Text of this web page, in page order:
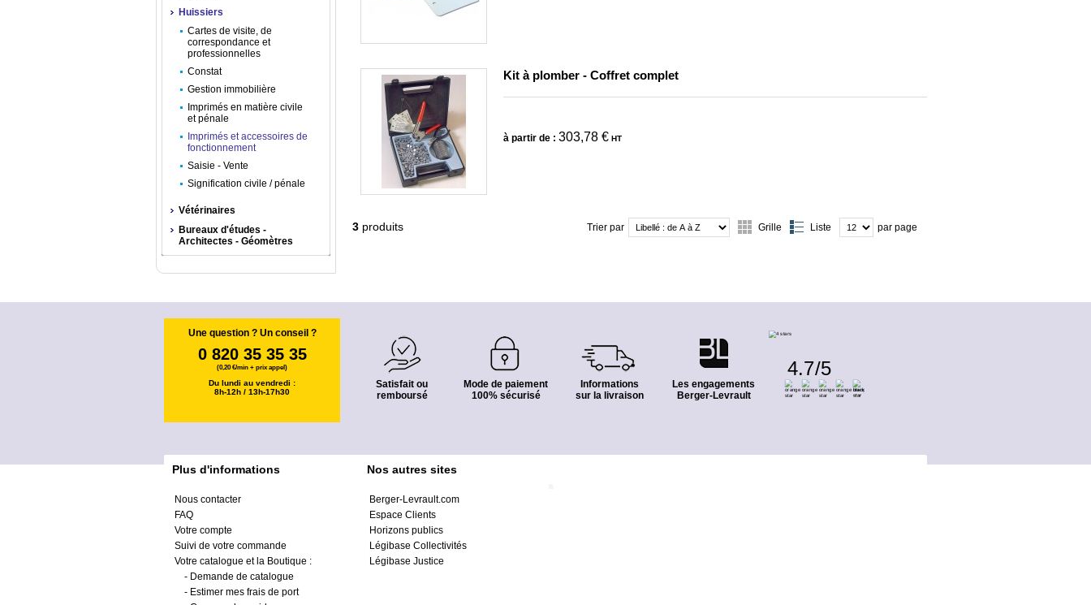
Kit à plomber - Coffret complet
à partir de : 303,78 € HT
3 produits par page
Grille Liste
Trier par
Huissiers
Cartes de visite, de
correspondance et
professionnelles
Constat
Gestion immobilière
Imprimés en matière civile
et pénale
Imprimés et accessoires de
fonctionnement
Saisie - Vente
Signification civile / pénale
Vétérinaires
Bureaux d'études -
Architectes - Géomètres
Une question ? Un conseil ?
0 820 35 35 35
(0,20 €/min + prix appel)
Du lundi au vendredi :
8h-12h / 13h-17h30
Satisfait ou
remboursé
Mode de paiement
100% sécurisé
Informations
sur la livraison
Les engagements
Berger-Levrault
4.7/5
Plus d'informations
Nous contacter
FAQ
Votre compte
Suivi de votre commande
Votre catalogue et la Boutique :
- Demande de catalogue
- Estimer mes frais de port
Nos autres sites
Berger-Levrault.com
Espace Clients
Horizons publics
Légibase Collectivités
Légibase Justice